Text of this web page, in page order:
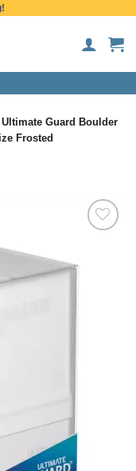
Ultimate Guard Boulder
Frosted